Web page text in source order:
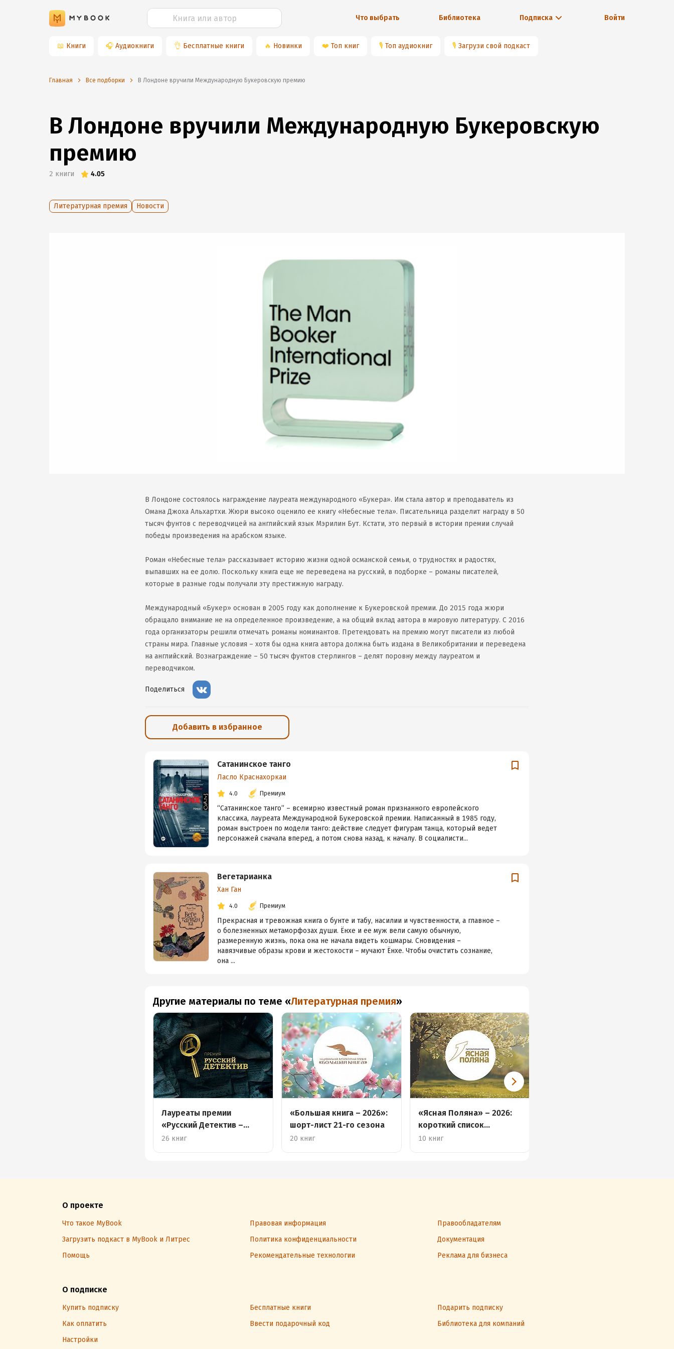
Что выбрать Библиотека Подписка Войти
📖 Книги 🎧 Аудиокниги 👌 Бесплатные книги 🔥 Новинки ❤️ Топ книг 🎙 Топ аудиокниг 🎙 Загрузи свой подкаст
Главная Все подборки В Лондоне вручили Международную Букеровскую премию
В Лондоне вручили Международную Букеровскую
премию
2 книги 4.05
Литературная премия Новости
В Лондоне состоялось награждение лауреата международного «Букера». Им стала автор и преподаватель из
Омана Джоха Альхартхи. Жюри высоко оценило ее книгу «Небесные тела». Писательница разделит награду в 50
тысяч фунтов с переводчицей на английский язык Мэрилин Бут. Кстати, это первый в истории премии случай
победы произведения на арабском языке.
Роман «Небесные тела» рассказывает историю жизни одной османской семьи, о трудностях и радостях,
выпавших на ее долю. Поскольку книга еще не переведена на русский, в подборке – романы писателей,
которые в разные годы получали эту престижную награду.
Международный «Букер» основан в 2005 году как дополнение к Букеровской премии. До 2015 года жюри
обращало внимание не на определенное произведение, а на общий вклад автора в мировую литературу. С 2016
года организаторы решили отмечать романы номинантов. Претендовать на премию могут писатели из любой
страны мира. Главные условия – хотя бы одна книга автора должна быть издана в Великобритании и переведена
на английский. Вознаграждение – 50 тысяч фунтов стерлингов – делят поровну между лауреатом и
переводчиком.
Поделиться
Добавить в избранное
Сатанинское танго
Ласло Краснахоркаи
4.0 Премиум
“Сатанинское танго” – всемирно известный роман признанного европейского
классика, лауреата Международной Букеровской премии. Написанный в 1985 году,
роман выстроен по модели танго: действие следует фигурам танца, который ведет
персонажей сначала вперед, а потом снова назад, к началу. В социалисти...
Вегетарианка
Хан Ган
4.0 Премиум
Прекрасная и тревожная книга о бунте и табу, насилии и чувственности, а главное –
о болезненных метаморфозах души. Ёнхе и ее муж вели самую обычную,
размеренную жизнь, пока она не начала видеть кошмары. Сновидения –
навязчивые образы крови и жестокости – мучают Ёнхе. Чтобы очистить сознание,
она ...
Другие материалы по теме «Литературная премия»
Лауреаты премии
«Русский Детектив –
2026»
26 книг
«Большая книга – 2026»:
шорт-лист 21-го сезона
20 книг
«Ясная Поляна» – 2026:
короткий список
зарубежной прозы
10 книг
О проекте
Что такое MyBook Правовая информация
Правообладателям
Загрузить подкаст в MyBook и Литрес
Политика конфиденциальности
Документация
Помощь
Рекомендательные технологии Реклама для бизнеса
О подписке
Купить подписку Бесплатные книги
Подарить подписку
Как оплатить
Ввести подарочный код
Библиотека для компаний
Настройки